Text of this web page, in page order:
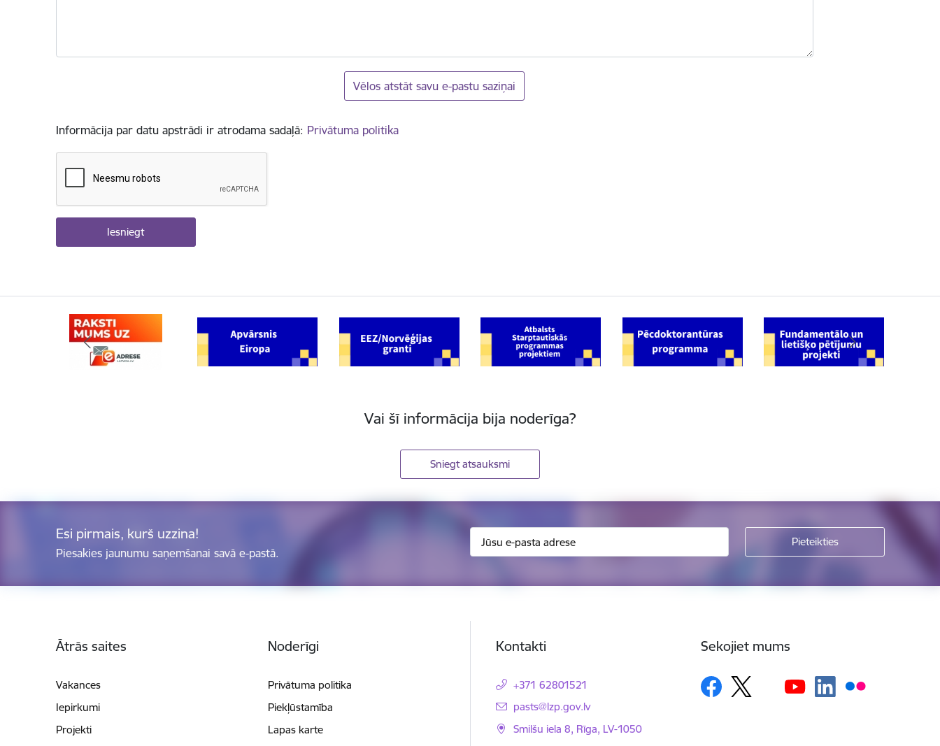
Vēlos atstāt savu e-pastu saziņai
Informācija par datu apstrādi ir atrodama sadaļā: Privātuma politika
Vai šī informācija bija noderīga?
Sniegt atsauksmi
Esi pirmais, kurš uzzina!
Piesakies jaunumu saņemšanai savā e-pastā.
Ātrās saites
Vakances
Iepirkumi
Projekti
Noderīgi
Privātuma politika
Piekļūstamība
Lapas karte
Kontakti
+371 62801521
E-pasts:
pasts@lzp.gov.lv
Smilšu iela 8, Rīga, LV-1050
Sekojiet mums